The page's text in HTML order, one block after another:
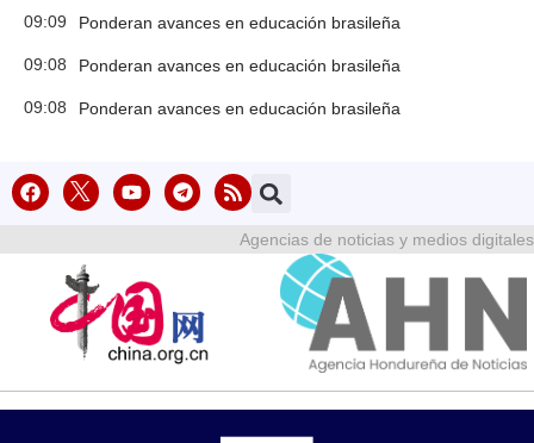
09:09 Ponderan avances en educación brasileña
09:08 Ponderan avances en educación brasileña
09:08 Ponderan avances en educación brasileña
Agencias de noticias y medios digitales